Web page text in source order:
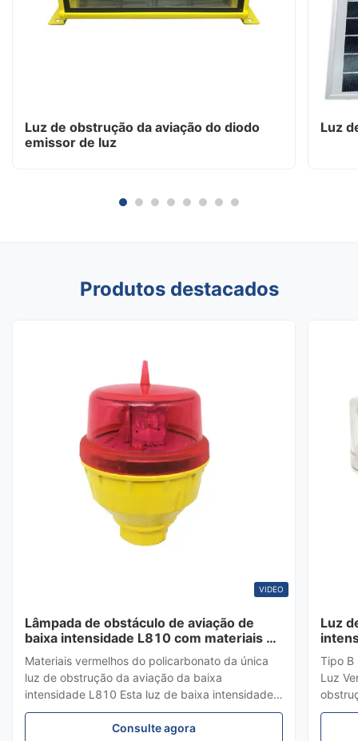
Luz de obstrução da aviação do diodo
emissor de luz
Luz
Produtos destacados
VIDEO
Lâmpada de obstáculo de aviação de
baixa intensidade L810 com materiais de
policarbonato e conformidade com o
anexo 14 da OACI
Materiais vermelhos do policarbonato da única
luz de obstrução da aviação da baixa
intensidade L810 Esta luz de baixa intensidade é
uma luz de obstrução de aviação de queima
constante, projetada para marcar o topo de
Consulte agora
Luz
luz
864
Tipo B
Luz
Esta